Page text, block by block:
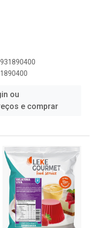
ou
e comprar